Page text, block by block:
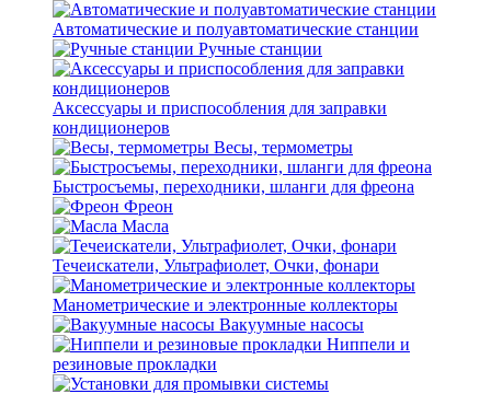
Автоматические и полуавтоматические станции
Ручные станции
Аксессуары и приспособления для заправки
кондиционеров
Весы, термометры
Быстросъемы, переходники, шланги для фреона
Фреон
Масла
Течеискатели, Ультрафиолет, Очки, фонари
Манометрические и электронные коллекторы
Вакуумные насосы
Ниппели и
резиновые прокладки